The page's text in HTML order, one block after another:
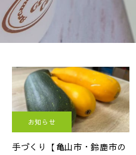
お知らせ
手づくり【亀山市・鈴鹿市の